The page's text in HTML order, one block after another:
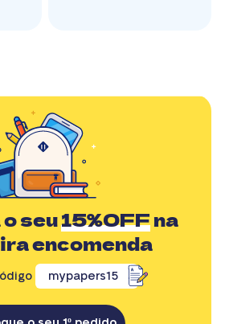
seu15%OFFna
encomenda
mypapers15